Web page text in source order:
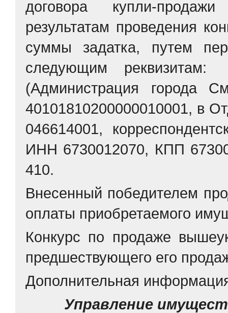
договора купли-
результатам проведения
суммы задатка, путем
следующим
(Администрация города
40101810200000010001, в
046614001,
ИНН 6730012070, КПП
410.
Внесенный победителем
оплаты приобретаемого
Конкурс по продаже
предшествующего его
Дополнительная
Управление